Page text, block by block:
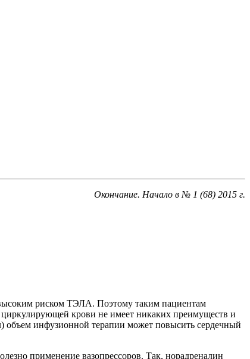
Окончание. Начало в № 1 (68) 2015 г.
риском ТЭЛА. Поэтому таким пациентам
крови не имеет никаких преимуществ и
инфузионной терапии может повысить сердечный
применение вазопрессоров. Так, норадреналин